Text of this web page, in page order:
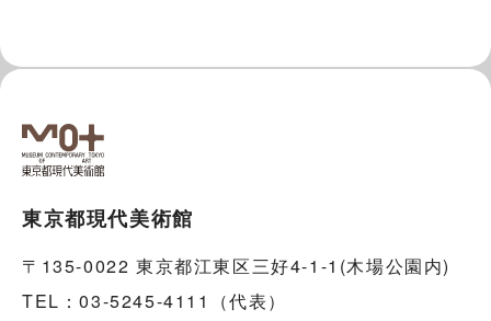
東京都現代美術館
〒135-0022 東京都江東区三好4-1-1(木場公園内)
TEL：03-5245-4111（代表）